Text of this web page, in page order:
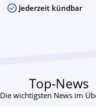
Jederzeit kündbar
Top-News
Die wichtigsten News im